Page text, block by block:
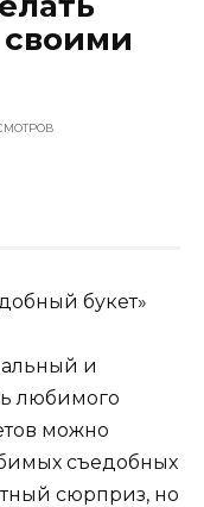
и
любимого
можно
съедобных
сюрприз, но